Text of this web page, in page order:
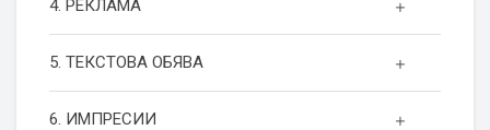
4. РЕКЛАМА
5. ТЕКСТОВА ОБЯВА
6. ИМПРЕСИИ